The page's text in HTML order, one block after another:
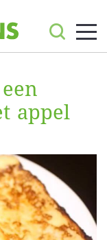
appel